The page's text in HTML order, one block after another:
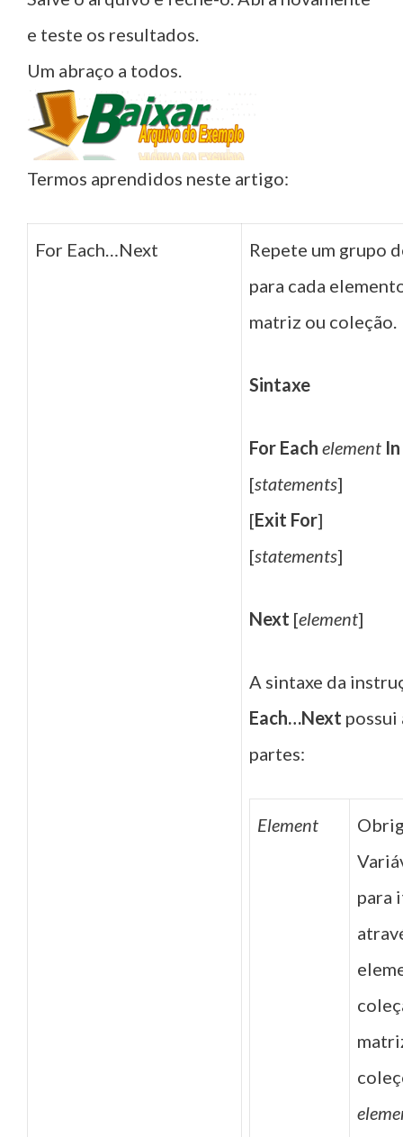
e teste os resultados.
Um abraço a todos.
Termos aprendidos neste artigo:
For Each…Next
Repete um grupo
para cada
matriz ou coleção.
Sintaxe
For Each element In
[statements]
[Exit For]
[statements]
Next [element]
A sintaxe da
Each…Next possui
partes:
Element
para